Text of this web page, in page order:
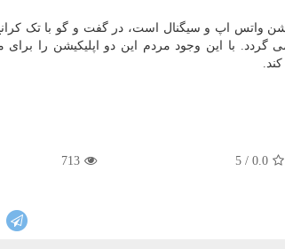
واتس اپ و سیگنال است، در گفت و گو با تک کرانچ
گردد. با این وجود مردم این دو اپلیکیشن را برای
0.0
/ 5
713